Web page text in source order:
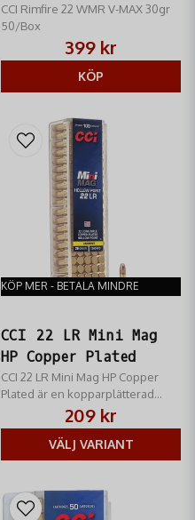
CCI Rimfire 22 WMR V-MAX 30gr
50/Box
399 kr
KÖP
KÖP MER - BETALA MINDRE
CCI 22 LR Mini Mag
HP Copper Plated
CCI 22 LR Mini Mag HP Copper
Plated är en kopparplätterad
hålspets jaktammunition.
209 kr
VÄLJ VARIANT